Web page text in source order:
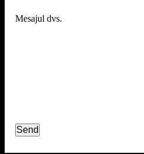
Mesajul dvs.